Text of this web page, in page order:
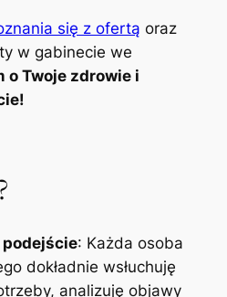
się z ofertą oraz
w gabinecie we
o Twoje zdrowie i
: Każda osoba
dokładnie wsłuchuję
analizuję objawy